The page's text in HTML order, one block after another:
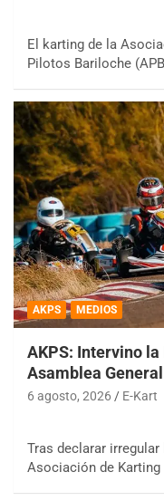
El karting de la
Pilotos Bariloche
AKPS MEDIOS
AKPS: Intervino
Asamblea
6 agosto, 2026 E-Kart
Tras declarar
Asociación de Karting